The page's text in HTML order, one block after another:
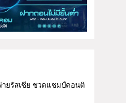
ยรัสเซีย ชวดแชมป์คอนติ